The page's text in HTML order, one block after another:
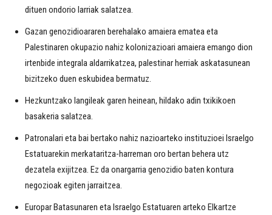
dituen ondorio larriak salatzea.
Gazan genozidioararen berehalako amaiera ematea eta
Palestinaren okupazio nahiz kolonizazioari amaiera emango dion
irtenbide integrala aldarrikatzea, palestinar herriak askatasunean
bizitzeko duen eskubidea bermatuz.
Hezkuntzako langileak garen heinean, hildako adin txikikoen
basakeria salatzea.
Patronalari eta bai bertako nahiz nazioarteko instituzioei Israelgo
Estatuarekin merkataritza-harreman oro bertan behera utz
dezatela exijitzea. Ez da onargarria genozidio baten kontura
negozioak egiten jarraitzea.
Europar Batasunaren eta Israelgo Estatuaren arteko Elkartze